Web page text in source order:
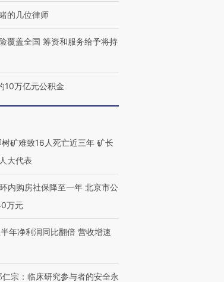
的几位律师
覆盖全国 筹资和服务给予将持
10万亿元公积金
矿难致16人死亡近三年 矿长
大代表
内购房社保降至一年 北京市公
万元
年净利润同比翻倍 营收增速
仁宗：临床研究参与者的安全永